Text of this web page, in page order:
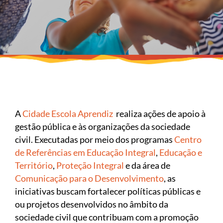
ACidade Escola Aprendiz realiza ações de apoio à
gestão pública e às organizações da sociedade
civil. Executadas por meio dos programasCentro
de Referências em Educação Integral, Educação e
Território, Proteção Integral e da área de
Comunicação para o Desenvolvimento, as
iniciativas buscam fortalecer políticas públicas e
ou projetos desenvolvidos no âmbito da
sociedade civil que contribuam com a promoção